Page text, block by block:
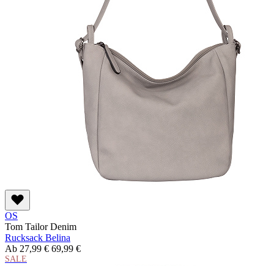
OS
Tom Tailor Denim
Rucksack Belina
Ab 27,99 € 69,99 €
SALE